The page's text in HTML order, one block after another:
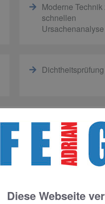
Moderne Technik
schnellen
Ursachenanalyse
Dichtheitsprüfung
Sie uns
Diese Webseite